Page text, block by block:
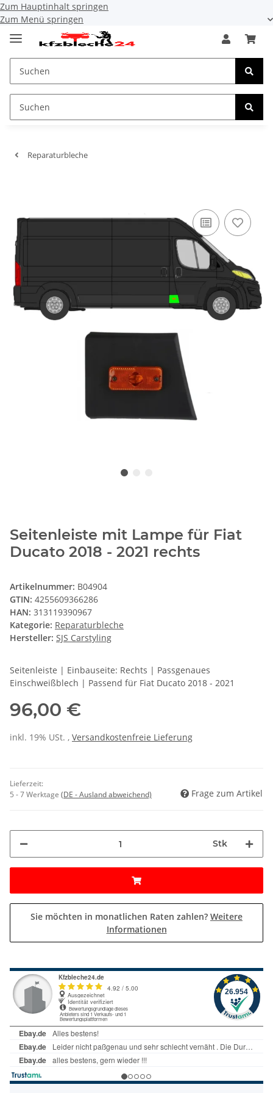
Zum Hauptinhalt springen
Zum Menü springen
Reparaturbleche
Seitenleiste mit Lampe für Fiat
Ducato 2018 - 2021 rechts
Artikelnummer: B04904
GTIN: 4255609366286
HAN: 313119390967
Kategorie: Reparaturbleche
Hersteller: SJS Carstyling
Seitenleiste | Einbauseite: Rechts | Passgenaues
Einschweißblech | Passend für Fiat Ducato 2018 - 2021
96,00 €
inkl. 19% USt. , Versandkostenfreie Lieferung
Lieferzeit:
5 - 7 Werktage (DE - Ausland abweichend) Frage zum Artikel
Stk
Sie möchten in monatlichen Raten zahlen? Weitere
Informationen